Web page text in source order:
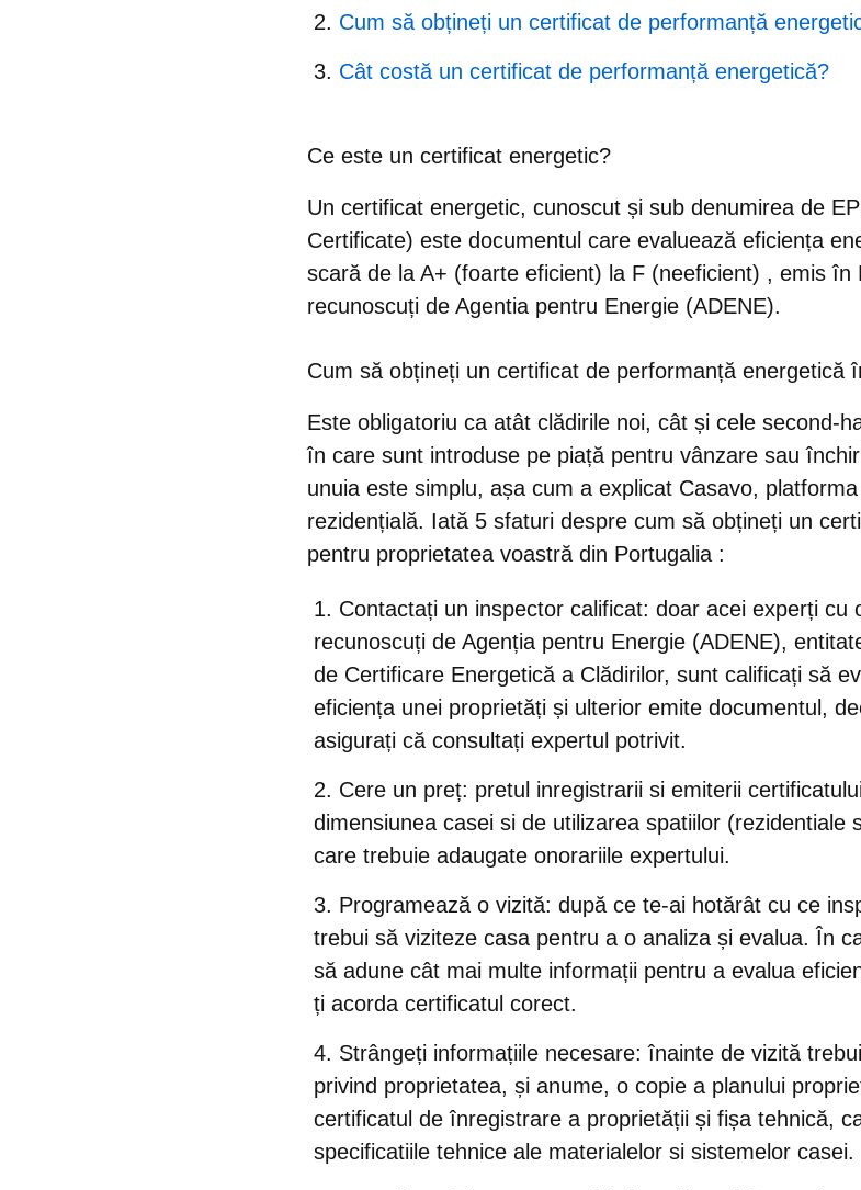
Cum să obțineți un certificat de performanță
Cât costă un certificat de performanță energetică?
Ce este un certificat energetic?
Un certificat energetic, cunoscut și sub denumirea de
Certificate) este documentul care evaluează eficiența
scară de la A+ (foarte eficient) la F (neeficient) , emis în
recunoscuți de Agentia pentru Energie (ADENE).
Cum să obțineți un certificat de performanță energetică
Este obligatoriu ca atât clădirile noi, cât și cele second-
în care sunt introduse pe piață pentru vânzare sau
unuia este simplu, așa cum a explicat Casavo,
rezidențială. Iată 5 sfaturi despre cum să obțineți un
pentru proprietatea voastră din Portugalia :
Contactați un inspector calificat: doar acei experți cu
recunoscuți de Agenția pentru Energie (ADENE),
de Certificare Energetică a Clădirilor, sunt calificați să
eficiența unei proprietăți și ulterior emite documentul,
asigurați că consultați expertul potrivit.
Cere un preț: pretul inregistrarii si emiterii
dimensiunea casei si de utilizarea spatiilor (rezidentiale
care trebuie adaugate onorariile expertului.
Programează o vizită: după ce te-ai hotărât cu ce
trebui să viziteze casa pentru a o analiza și evalua. În
să adune cât mai multe informații pentru a evalua
ți acorda certificatul corect.
Strângeți informațiile necesare: înainte de vizită
privind proprietatea, și anume, o copie a planului
certificatul de înregistrare a proprietății și fișa tehnică,
specificatiile tehnice ale materialelor si sistemelor casei.